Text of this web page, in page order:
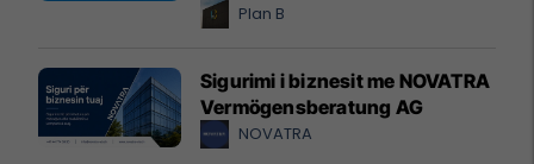
Plan B
Sigurimi i biznesit me NOVATRA
Vermögensberatung AG
NOVATRA